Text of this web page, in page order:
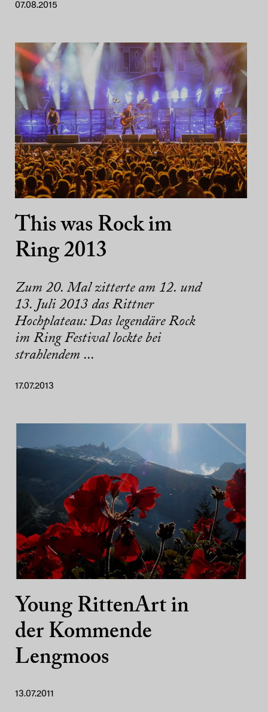
07.08.2015
This was Rock im
Ring 2013
Zum 20. Mal zitterte am 12. und
13. Juli 2013 das Rittner
Hochplateau: Das legendäre Rock
im Ring Festival lockte bei
strahlendem ...
17.07.2013
Young RittenArt in
der Kommende
Lengmoos
13.07.2011